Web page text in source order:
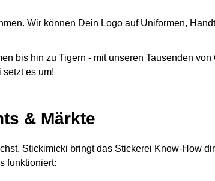
Wir können Dein Logo auf Uniformen,
bis hin zu Tigern - mit unseren Tausenden
es um!
& Märkte
Stickimicki bringt das Stickerei Know-How
funktioniert: